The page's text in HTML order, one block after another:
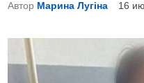
к
а
Автор Марина Лугіна 16